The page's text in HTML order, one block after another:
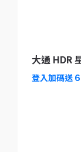
大通 HDR
登入加碼送